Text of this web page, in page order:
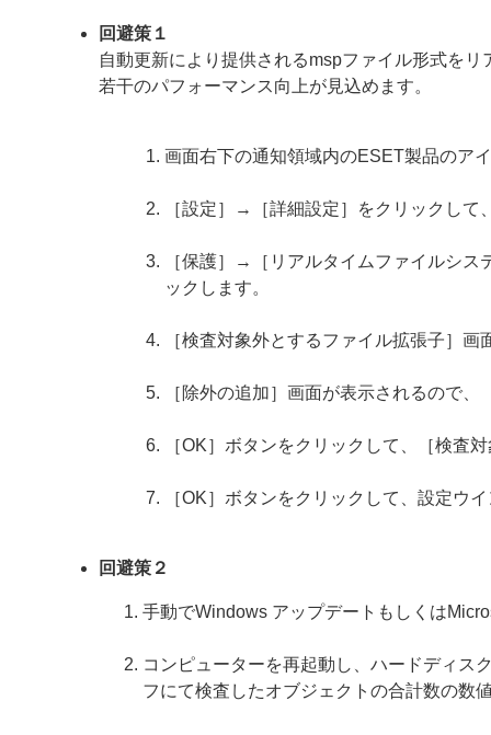
回避策１
自動更新により提供されるmspファイル形式を
若干のパフォーマンス向上が見込めます。
画面右下の通知領域内のESET製品のア
［設定］→［詳細設定］をクリックして
［保護］→［リアルタイムファイルシ
ックします。
［検査対象外とするファイル拡張子］
［除外の追加］画面が表示されるので
［OK］ボタンをクリックして、［検査
［OK］ボタンをクリックして、設定ウ
回避策２
手動でWindows アップデートもしくは
コンピューターを再起動し、ハードディス
フにて検査したオブジェクトの合計数の数